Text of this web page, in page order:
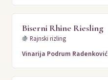
Biserni Rhine Riesling
🍇 Rajnski rizling
Vinarija Podrum Radenković